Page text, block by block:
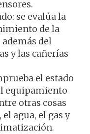
se evalúa la
de la
además del
y las cañerías
el estado
equipamiento
otras cosas
agua, el gas y